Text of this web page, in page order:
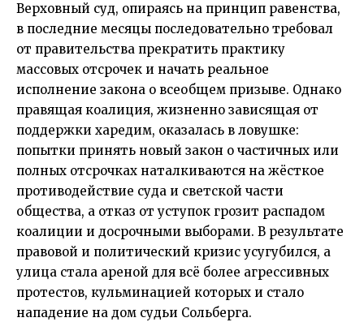
Верховный суд, опираясь на принцип равенства,
в последние месяцы последовательно требовал
от правительства прекратить практику
массовых отсрочек и начать реальное
исполнение закона о всеобщем призыве. Однако
правящая коалиция, жизненно зависящая от
поддержки харедим, оказалась в ловушке:
попытки принять новый закон о частичных или
полных отсрочках наталкиваются на жёсткое
противодействие суда и светской части
общества, а отказ от уступок грозит распадом
коалиции и досрочными выборами. В результате
правовой и политический кризис усугубился, а
улица стала ареной для всё более агрессивных
протестов, кульминацией которых и стало
нападение на дом судьи Сольберга.